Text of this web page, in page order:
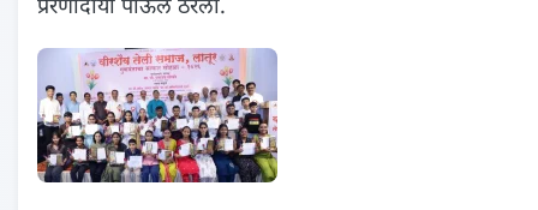
प्रेरणादायी पाऊल ठरला.